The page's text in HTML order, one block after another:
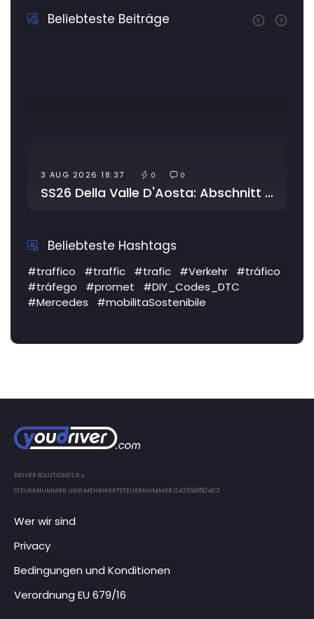
Beliebteste Beiträge
3 AUG 2026 18:37 0 0
SS26 Della Valle D'Aosta: Abschnitt wegen Arbeiten gesperrt
Beliebteste Hashtags
#traffico #traffic #trafic #Verkehr
#tráfico
#tráfego
#promet
#DIY_Codes_DTC
#Mercedes
#mobilitaSostenibile
DRIVER SOLUTIONS S.R.L.
STEUERNUMMER UND MEHRWERTSTEUERNUMMER 04359850403
Wer wir sind
Privacy
Bedingungen und Konditionen
Verordnung EU 679/16